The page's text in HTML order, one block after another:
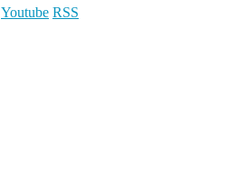
Youtube RSS